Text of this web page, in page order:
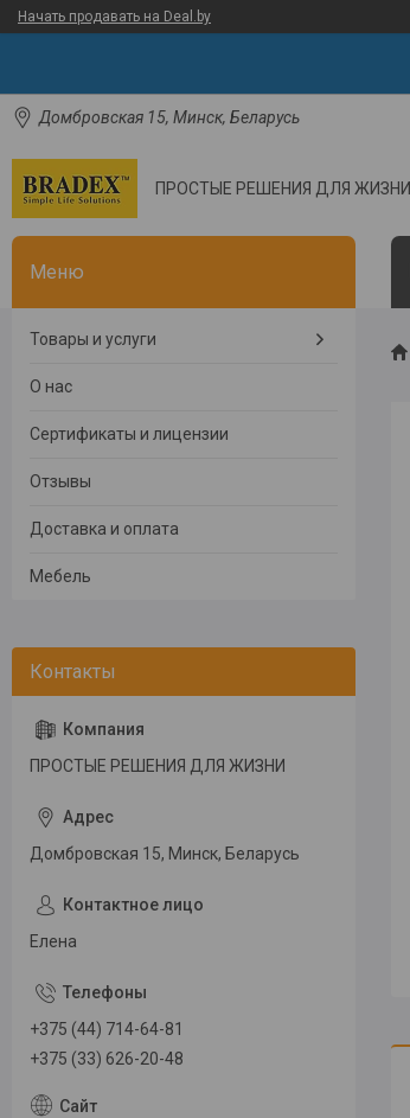
Начать продавать на Deal.by
Домбровская 15, Минск, Беларусь
ПРОСТЫЕ РЕШЕНИЯ ДЛЯ ЖИЗНИ
Товары и услуги
О нас
Сертификаты и лицензии
Отзывы
Доставка и оплата
Мебель
ПРОСТЫЕ РЕШЕНИЯ ДЛЯ ЖИЗНИ
Домбровская 15, Минск, Беларусь
Елена
+375 (44) 714-64-81
+375 (33) 626-20-48